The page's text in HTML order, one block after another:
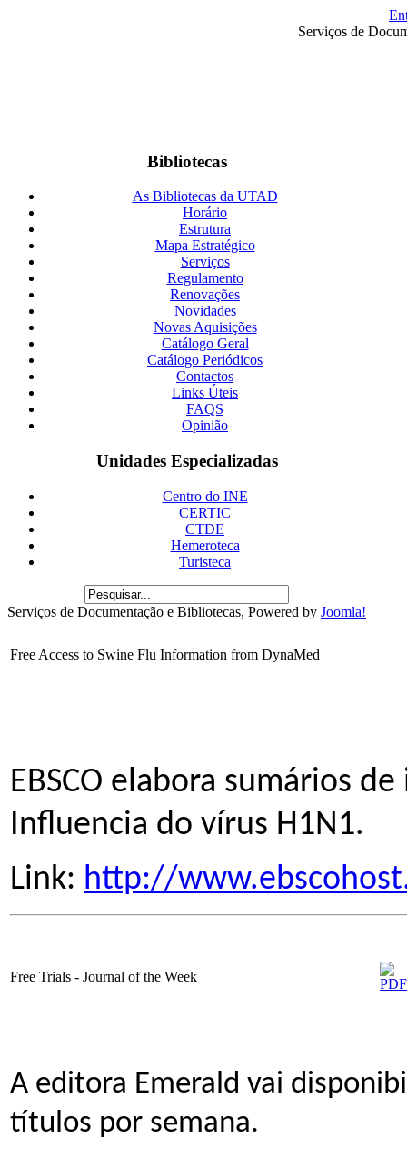
Serviços de
Bibliotecas
As Bibliotecas da UTAD
Horário
Estrutura
Mapa Estratégico
Serviços
Regulamento
Renovações
Novidades
Novas Aquisições
Catálogo Geral
Catálogo Periódicos
Contactos
Links Úteis
FAQS
Opinião
Unidades Especializadas
Centro do INE
CERTIC
CTDE
Hemeroteca
Turisteca
Serviços de Documentação e Bibliotecas, Powered by Joomla!
Free Access to Swine Flu Information from DynaMed
EBSCO elabora sumários
Influencia do vírus H1N1.
Link: http://
Free Trials - Journal of the Week
A editora Emerald vai
títulos por semana.